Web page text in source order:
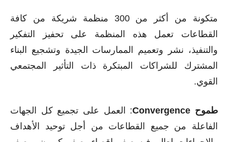
متكونة من أكثر من 300 منظمة شريكة من
كافة
القطاعات تعمل هذه المنظمة على تحفيز التفكير
والتنفيذ، نشر وتعميم الممارسات الجيدة وتشجيع البناء
المشترك للشراكات
المبتكرة ذات التأثير المجتمعي
القوي.
طموح Convergence: العمل على تجميع كل الجهات
الفاعلة من جميع القطاعات من أجل توحيد الأهداف